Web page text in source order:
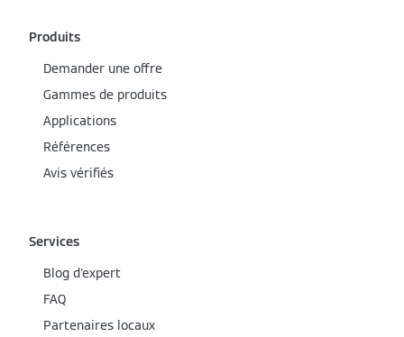
Produits
Demander une offre
Gammes de produits
Applications
Références
Avis vérifiés
Services
Blog d'expert
FAQ
Partenaires locaux